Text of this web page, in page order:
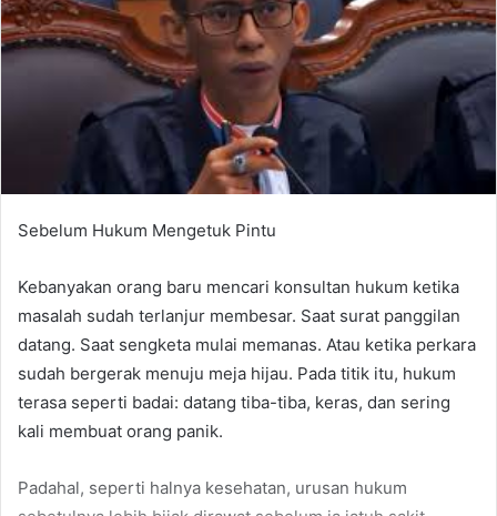
Sebelum Hukum Mengetuk Pintu
Kebanyakan orang baru mencari konsultan hukum ketika
masalah sudah terlanjur membesar. Saat surat panggilan
datang. Saat sengketa mulai memanas. Atau ketika perkara
sudah bergerak menuju meja hijau. Pada titik itu, hukum
terasa seperti badai: datang tiba-tiba, keras, dan sering
kali membuat orang panik.
Padahal, seperti halnya kesehatan, urusan hukum